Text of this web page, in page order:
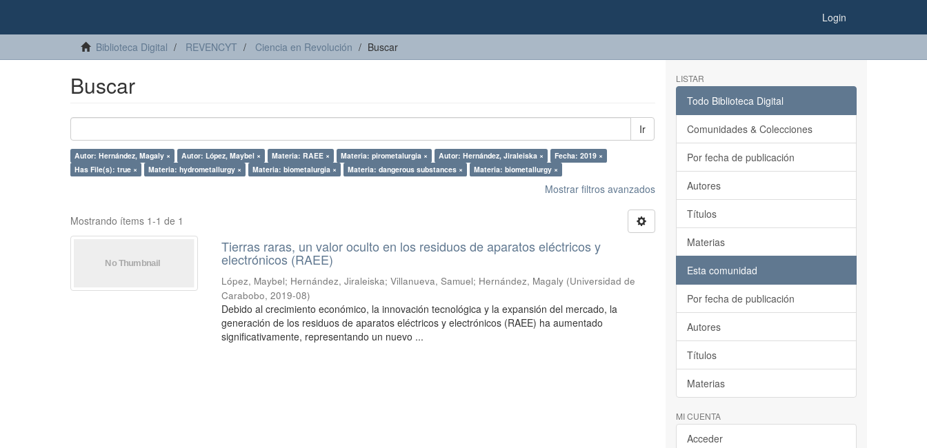
Login
Biblioteca Digital REVENCYT Ciencia en Revolución Buscar
Buscar
Ir
Autor: Hernández, Magaly × Autor: López, Maybel × Materia: RAEE × Materia: pirometalurgia × Autor: Hernández, Jiraleiska ×
Fecha: 2019 ×
Has File(s): true ×
Materia: hydrometallurgy × Materia: biometalurgia × Materia: dangerous substances × Materia: biometallurgy ×
Mostrar filtros avanzados
Mostrando ítems 1-1 de 1
Tierras raras, un valor oculto en los residuos de aparatos eléctricos y
electrónicos (RAEE)
López, Maybel; Hernández, Jiraleiska;Villanueva, Samuel; Hernández, Magaly (Universidad de
Carabobo,2019-08)
Debido al crecimiento económico, la innovación tecnológica y la expansión del mercado, la
generación de los residuos de aparatos eléctricos y electrónicos (RAEE) ha aumentado
significativamente, representando un nuevo ...
LISTAR
Todo Biblioteca Digital
Comunidades & Colecciones
Por fecha de publicación
Autores
Títulos
Materias
Esta comunidad
Por fecha de publicación
Autores
Títulos
Materias
MI CUENTA
Acceder